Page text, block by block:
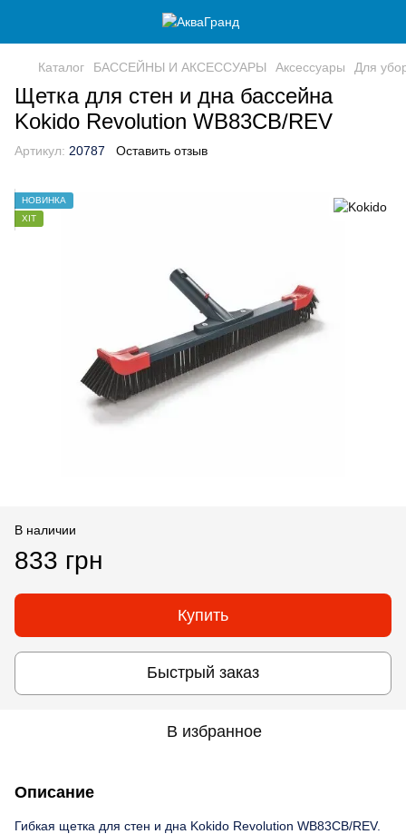
Каталог БАССЕЙНЫ И АКСЕССУАРЫ Аксессуары Для
Щетка для стен и дна бассейна
Kokido Revolution WB83CB/REV
Артикул: 20787 Оставить отзыв
НОВИНКА
ХІТ
В наличии
833 грн
Купить
Быстрый заказ
В избранное
Описание
Гибкая щетка для стен и дна Kokido Revolution WB83CB/REV.